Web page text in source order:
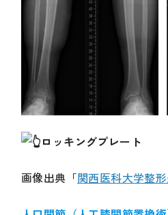
ロッキングプレート
画像出典「関西医科大学整